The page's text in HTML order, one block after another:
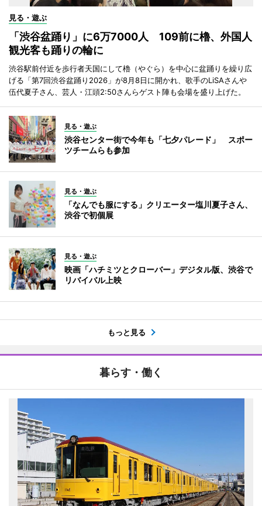
見る・遊ぶ
「渋谷盆踊り」に6万7000人 109前に櫓、外国人
観光客も踊りの輪に
渋谷駅前付近を歩行者天国にして櫓（やぐら）を中心に盆踊りを繰り広
げる「第7回渋谷盆踊り2026」が8月8日に開かれ、歌手のLiSAさんや
伍代夏子さん、芸人・江頭2:50さんらゲスト陣も会場を盛り上げた。
見る・遊ぶ
渋谷センター街で今年も「七夕パレード」 スポー
ツチームらも参加
見る・遊ぶ
「なんでも服にする」クリエーター塩川夏子さん、
渋谷で初個展
見る・遊ぶ
映画「ハチミツとクローバー」デジタル版、渋谷で
リバイバル上映
もっと見る
暮らす・働く